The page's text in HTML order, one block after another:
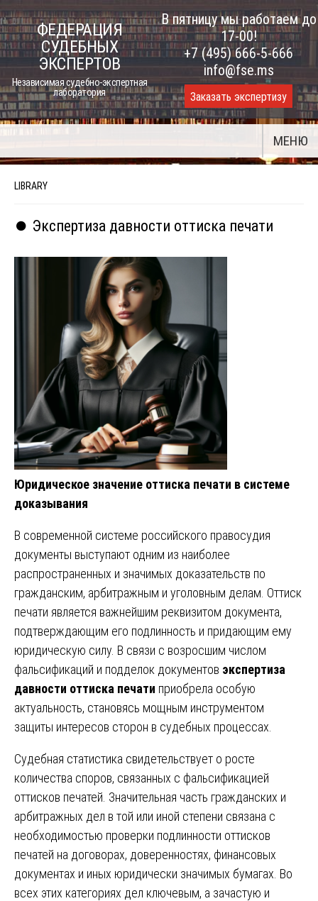
Skip
to
content
ФЕДЕРАЦИЯ
СУДЕБНЫХ
ЭКСПЕРТОВ
Независимая судебно-экспертная
лаборатория
В пятницу мы работаем до
17-00!
+7 (495) 666-5-666
info@fse.ms
Заказать экспертизу
МЕНЮ
LIBRARY
⏺️ Экспертиза давности оттиска печати
Юридическое значение оттиска печати в системе
доказывания
В современной системе российского правосудия
документы выступают одним из наиболее
распространенных и значимых доказательств по
гражданским, арбитражным и уголовным делам. Оттиск
печати является важнейшим реквизитом документа,
подтверждающим его подлинность и придающим ему
юридическую силу. В связи с возросшим числом
фальсификаций и подделок документов экспертиза
давности оттиска печати приобрела особую
актуальность, становясь мощным инструментом
защиты интересов сторон в судебных процессах.
Судебная статистика свидетельствует о росте
количества споров, связанных с фальсификацией
оттисков печатей. Значительная часть гражданских и
арбитражных дел в той или иной степени связана с
необходимостью проверки подлинности оттисков
печатей на договорах, доверенностях, финансовых
документах и иных юридически значимых бумагах. Во
всех этих категориях дел ключевым, а зачастую и